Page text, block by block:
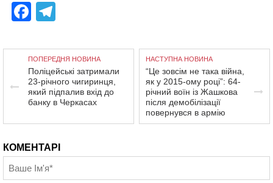
Facebook
ПОПЕРЕДНЯ НОВИНА
Поліцейські затримали
23-річного чигиринця,
який підпалив вхід до
банку в Черкасах
НАСТУПНА НОВИНА
“Це зовсім не така війна,
як у 2015-ому році”: 64-
річний воїн із Жашкова
після демобілізації
повернувся в армію
КОМЕНТАРІ